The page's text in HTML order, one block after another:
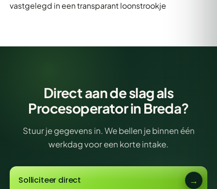
vastgelegd in een transparant loonstrookje
Direct aan de slag als
Procesoperator in Breda?
Stuur je gegevens in. We bellen je binnen één
werkdag voor een korte intake.
Solliciteer direct